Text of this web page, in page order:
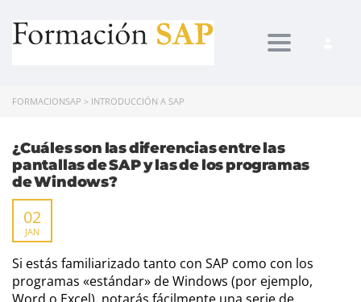
Toggle
FORMACIONSAP > INTRODUCCIÓN A SAP
¿Cuáles son las diferencias entre las
pantallas de SAP y las de los programas
de Windows?
02
JAN
Si estás familiarizado tanto con SAP como con los
programas «estándar» de Windows (por ejemplo,